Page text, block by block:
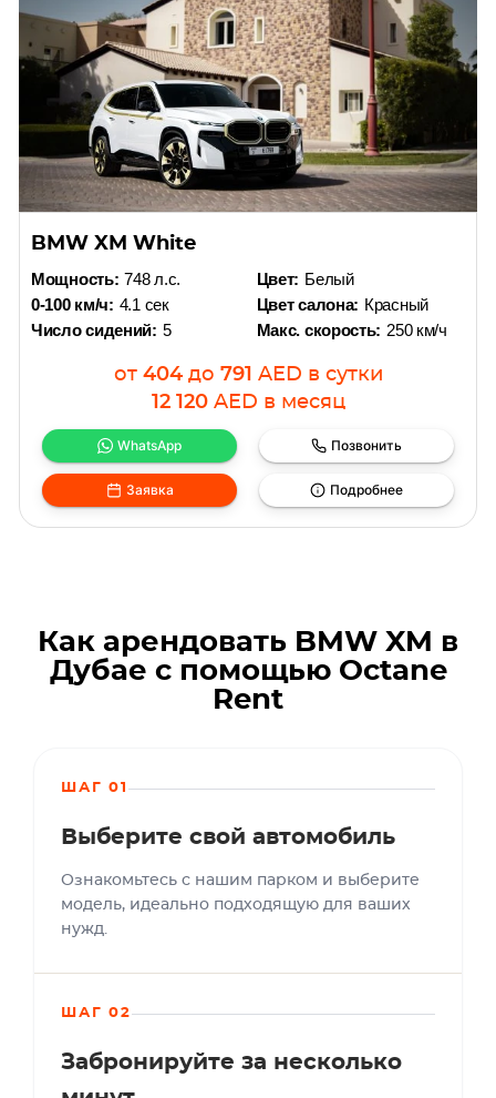
BMW XM White
Мощность: 748 л.с.
0-100 км/ч: 4.1 сек
Число сидений: 5
Цвет: Белый
Цвет салона: Красный
Макс. скорость: 250 км/ч
от 404 до 791 AED в сутки
12 120 AED в месяц
WhatsApp Позвонить
Заявка Подробнее
Как арендовать BMW XM в
Дубае с помощью Octane
Rent
ШАГ 01
Выберите свой автомобиль
Ознакомьтесь с нашим парком и выберите
модель, идеально подходящую для ваших
нужд.
ШАГ 02
Забронируйте за несколько